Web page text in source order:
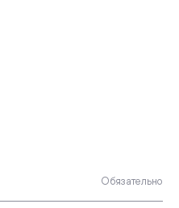
Обязательно